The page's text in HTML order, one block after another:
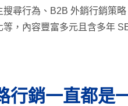
尋行為、B2B 外銷行銷策
，內容豐富多元且含多年
行銷一直都是